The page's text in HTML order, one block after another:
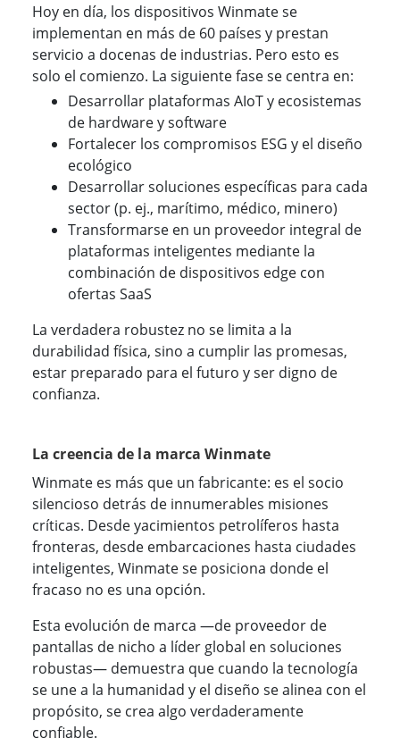
Hoy en día, los dispositivos Winmate se
implementan en más de 60 países y prestan
servicio a docenas de industrias. Pero esto es
solo el comienzo. La siguiente fase se centra en:
Desarrollar plataformas AIoT y ecosistemas
de hardware y software
Fortalecer los compromisos ESG y el diseño
ecológico
Desarrollar soluciones específicas para cada
sector (p. ej., marítimo, médico, minero)
Transformarse en un proveedor integral de
plataformas inteligentes mediante la
combinación de dispositivos edge con
ofertas SaaS
La verdadera robustez no se limita a la
durabilidad física, sino a cumplir las promesas,
estar preparado para el futuro y ser digno de
confianza.
La creencia de la marca Winmate
Winmate es más que un fabricante: es el socio
silencioso detrás de innumerables misiones
críticas. Desde yacimientos petrolíferos hasta
fronteras, desde embarcaciones hasta ciudades
inteligentes, Winmate se posiciona donde el
fracaso no es una opción.
Esta evolución de marca —de proveedor de
pantallas de nicho a líder global en soluciones
robustas— demuestra que cuando la tecnología
se une a la humanidad y el diseño se alinea con el
propósito, se crea algo verdaderamente
confiable.